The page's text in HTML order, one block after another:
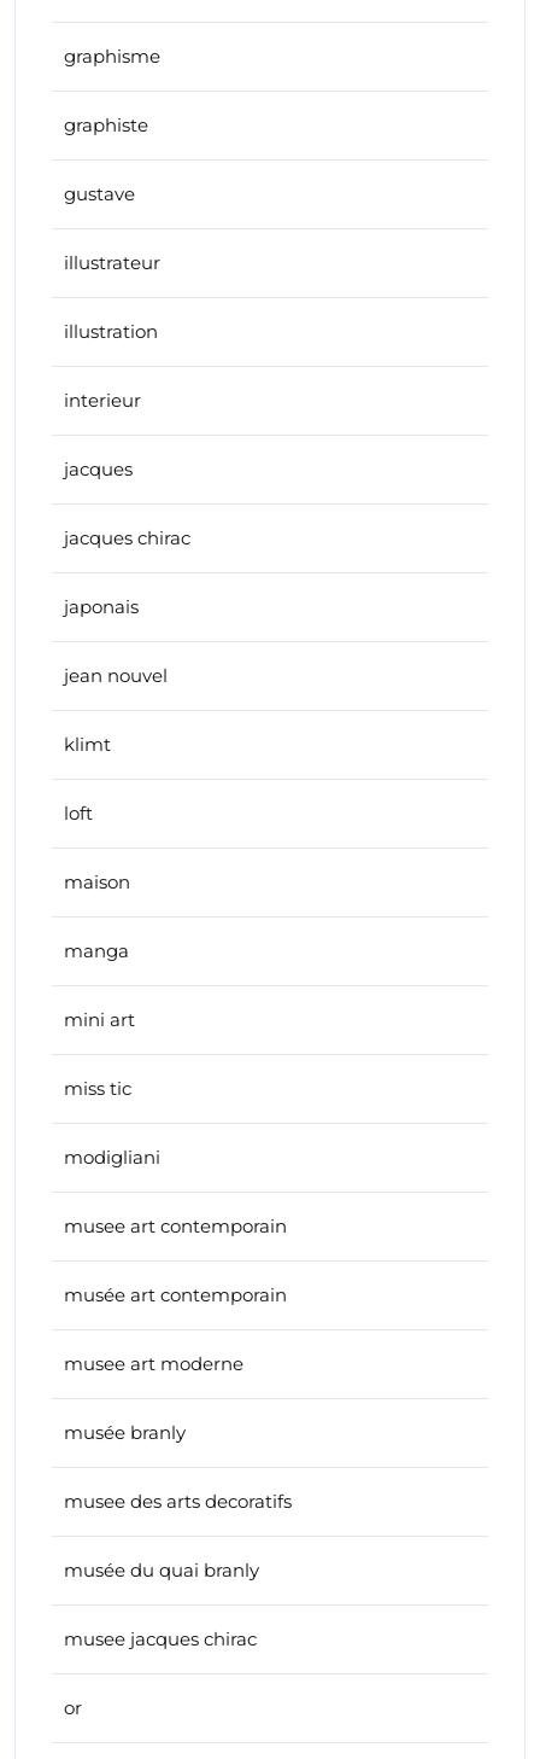
graphisme
graphiste
gustave
illustrateur
illustration
interieur
jacques
jacques chirac
japonais
jean nouvel
klimt
loft
maison
manga
mini art
miss tic
modigliani
musee art contemporain
musée art contemporain
musee art moderne
musée branly
musee des arts decoratifs
musée du quai branly
musee jacques chirac
or